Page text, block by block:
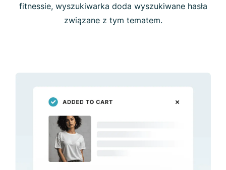
fitnessie, wyszukiwarka doda wyszukiwane hasła
związane z tym tematem.